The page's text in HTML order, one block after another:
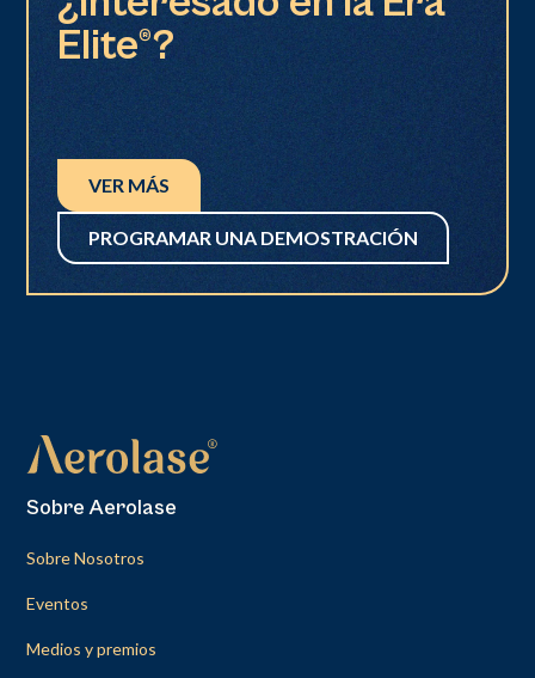
Elite®?
VER MÁS
PROGRAMAR UNA DEMOSTRACIÓN
Sobre Aerolase
Sobre Nosotros
Eventos
Medios y premios